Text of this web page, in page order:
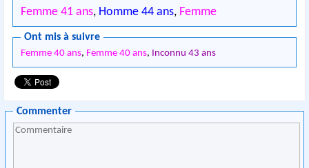
Femme 41 ans, Homme 44 ans, Femme
Ont mis à suivre
Femme 40 ans, Femme 40 ans, Inconnu 43 ans
Commenter